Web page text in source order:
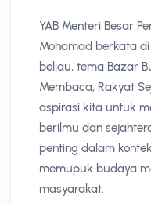
YAB Menteri Besar
Mohamad berkata
beliau, tema Bazar
Membaca, Rakyat
aspirasi kita untuk
berilmu dan
penting dalam
memupuk budaya
masyarakat.